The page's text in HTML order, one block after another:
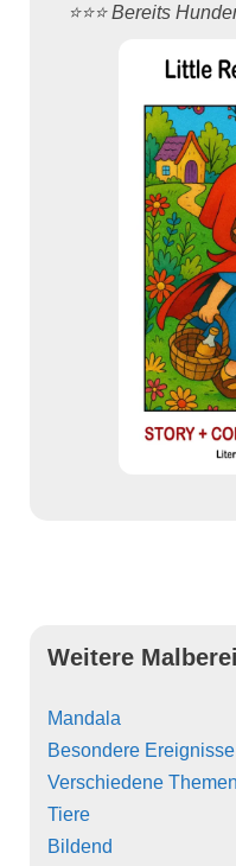
⭐️⭐️⭐️ Bereits
Weitere
Mandala
Besondere Ereignisse
Verschiedene Themen
Tiere
Bildend